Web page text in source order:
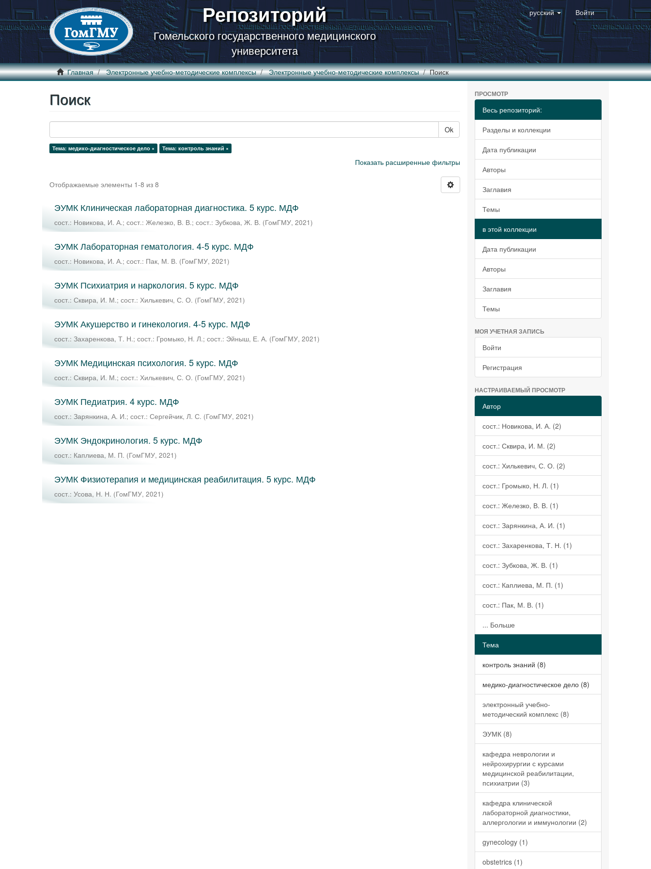
Репозиторий
Гомельского государственного медицинского
университета
русский Войти
Главная Электронные учебно-методические комплексы Электронные учебно-методические комплексы Поиск
Поиск
Ok
Тема: медико-диагностическое дело × Тема: контроль знаний ×
Показать расширенные фильтры
Отображаемые элементы 1-8 из 8
ЭУМК Клиническая лабораторная диагностика. 5 курс. МДФ
сост.: Новикова, И. А.; сост.: Железко, В. В.; сост.: Зубкова, Ж. В. (ГомГМУ, 2021)
ЭУМК Лабораторная гематология. 4-5 курс. МДФ
сост.: Новикова, И. А.; сост.: Пак, М. В. (ГомГМУ, 2021)
ЭУМК Психиатрия и наркология. 5 курс. МДФ
сост.: Сквира, И. М.; сост.: Хилькевич, С. О. (ГомГМУ, 2021)
ЭУМК Акушерство и гинекология. 4-5 курс. МДФ
сост.: Захаренкова, Т. Н.; сост.: Громыко, Н. Л.; сост.: Эйныш, Е. А. (ГомГМУ, 2021)
ЭУМК Медицинская психология. 5 курс. МДФ
сост.: Сквира, И. М.; сост.: Хилькевич, С. О. (ГомГМУ, 2021)
ЭУМК Педиатрия. 4 курс. МДФ
сост.: Зарянкина, А. И.; сост.: Сергейчик, Л. С. (ГомГМУ, 2021)
ЭУМК Эндокринология. 5 курс. МДФ
сост.: Каплиева, М. П. (ГомГМУ, 2021)
ЭУМК Физиотерапия и медицинская реабилитация. 5 курс. МДФ
сост.: Усова, Н. Н. (ГомГМУ, 2021)
ПРОСМОТР
Весь репозиторий:
Разделы и коллекции
Дата публикации
Авторы
Заглавия
Темы
в этой коллекции
Дата публикации
Авторы
Заглавия
Темы
МОЯ УЧЕТНАЯ ЗАПИСЬ
Войти
Регистрация
НАСТРАИВАЕМЫЙ ПРОСМОТР
Автор
сост.: Новикова, И. А. (2)
сост.: Сквира, И. М. (2)
сост.: Хилькевич, С. О. (2)
сост.: Громыко, Н. Л. (1)
сост.: Железко, В. В. (1)
сост.: Зарянкина, А. И. (1)
сост.: Захаренкова, Т. Н. (1)
сост.: Зубкова, Ж. В. (1)
сост.: Каплиева, М. П. (1)
сост.: Пак, М. В. (1)
... Больше
Тема
контроль знаний (8)
медико-диагностическое дело (8)
электронный учебно-
методический комплекс (8)
ЭУМК (8)
кафедра неврологии и
нейрохирургии с курсами
медицинской реабилитации,
психиатрии (3)
кафедра клинической
лабораторной диагностики,
аллергологии и иммунологии (2)
gynecology (1)
obstetrics (1)